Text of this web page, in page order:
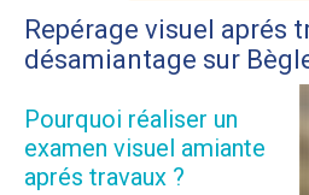
Repérage visuel aprés
désamiantage sur
Pourquoi réaliser un
examen visuel amiante
aprés travaux ?